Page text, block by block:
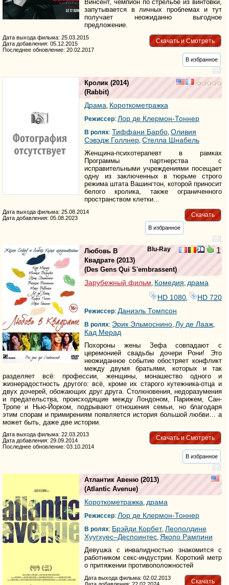
Винсент, чемпион по стрельбе из винтовки,
запутывается в личных проблемах и тут
получает неожиданно выгодное
предложение.
Скачать и Смотреть
Дата выхода фильма: 25.03.2015
Дата добавления: 05.12.2015
Последнее обновление: 20.02.2017
В избранное
Кролик (2014)
(Rabbit)
Драма, Короткометражка
Режиссер: Лор де Клермон-Тоннер
В ролях: Тиффани Барбо, Оливия
Сэвэдж Голлнер, Стелла Шнабель
Женщина-психотерапевт в рамках
Программы партнерства с
исправительными учреждениями посещает
одну из заключенных в тюрьме строго
режима штата Вашингтон, которой приносит
белого кролика, также ограниченного
пространством клетки...
Скачать
Дата выхода фильма: 25.08.2014
Дата добавления: 05.08.2023
В избранное
Blu-Ray 1
Любовь В
Квадрате (2013)
(Des Gens Qui S'embrassent)
Зарубежный фильм Комедия драма
HD 1080
HD 720
Режиссер: Даниэль Томпсон
В ролях: Эрик Эльмоснино Лу де Лааж
Кад Мерад
Похороны жены Зефа совпадают с
церемонией свадьбы дочери Рони! Это
неожиданное событие обостряет конфликт
между двумя братьями, которых и так
разделяет всё: профессии, женщины, монашество одного и
жизнерадостность другого: всё, кроме их старого кутежника-отца и
двух дочерей, обожающих друг друга. Столкновения, недоразумения
и предательства, происходящие между Лондоном, Парижем, Сан-
Тропе и Нью-Йорком, подрывают отношения семьи, но благодаря
этим спорам и примирениям появляется история большой любви… а
может быть, даже две истории.
Скачать и Смотреть
Дата выхода фильма: 22.03.2013
Дата добавления: 29.09.2014
Последнее обновление: 03.10.2014
В избранное
Атлантик Авеню (2013)
(Atlantic Avenue)
Короткометражка, драма
Режиссер: Лор де Клермон-Тоннер
В ролях: Брэйди Корбет, Леополдине
Хуyгхуес–Деспоинтес, Якопо Рампини
Девушка с инвалидностью знакомится с
работником секс-индустрии. Короткий метр
о притяжении противоположностей
Скачать
Дата выхода фильма: 02.02.2013